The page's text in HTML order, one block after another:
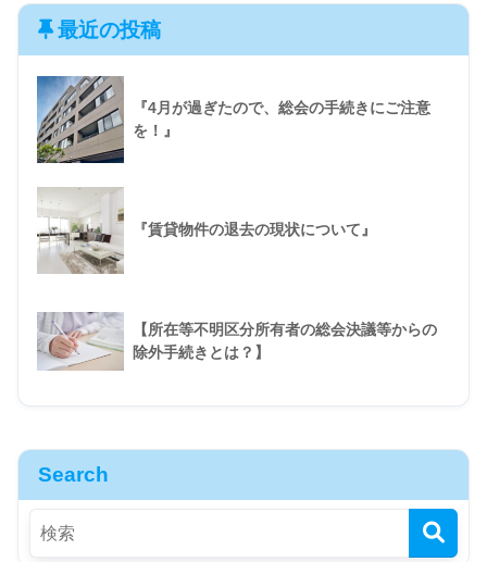
最近の投稿
『4月が過ぎたので、総会の手続きにご注意
を！』
『賃貸物件の退去の現状について』
【所在等不明区分所有者の総会決議等からの
除外手続きとは？】
Search